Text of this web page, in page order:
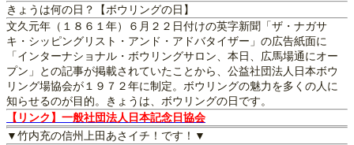
きょうは何の日？【ボウリングの日】
文久元年（１８６１年）６月２２日付けの英字新聞「ザ・ナガサ
キ・シッピングリスト・アンド・アドバタイザー」の広告紙面に
「インターナショナル・ボウリングサロン、本日、広馬場通にオー
プン」との記事が掲載されていたことから、公益社団法人日本ボウ
リング場協会が１９７２年に制定。ボウリングの魅力を多くの人に
知らせるのが目的。きょうは、ボウリングの日です。
【リンク】一般社団法人日本記念日協会
▼竹内充の信州上田あさイチ！です！▼